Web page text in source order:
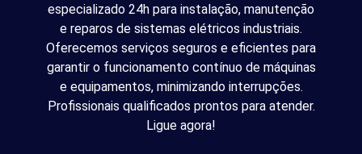
especializado 24h para instalação, manutenção
e reparos de sistemas elétricos industriais.
Oferecemos serviços seguros e eficientes para
garantir o funcionamento contínuo de máquinas
e equipamentos, minimizando interrupções.
Profissionais qualificados prontos para atender.
Ligue agora!